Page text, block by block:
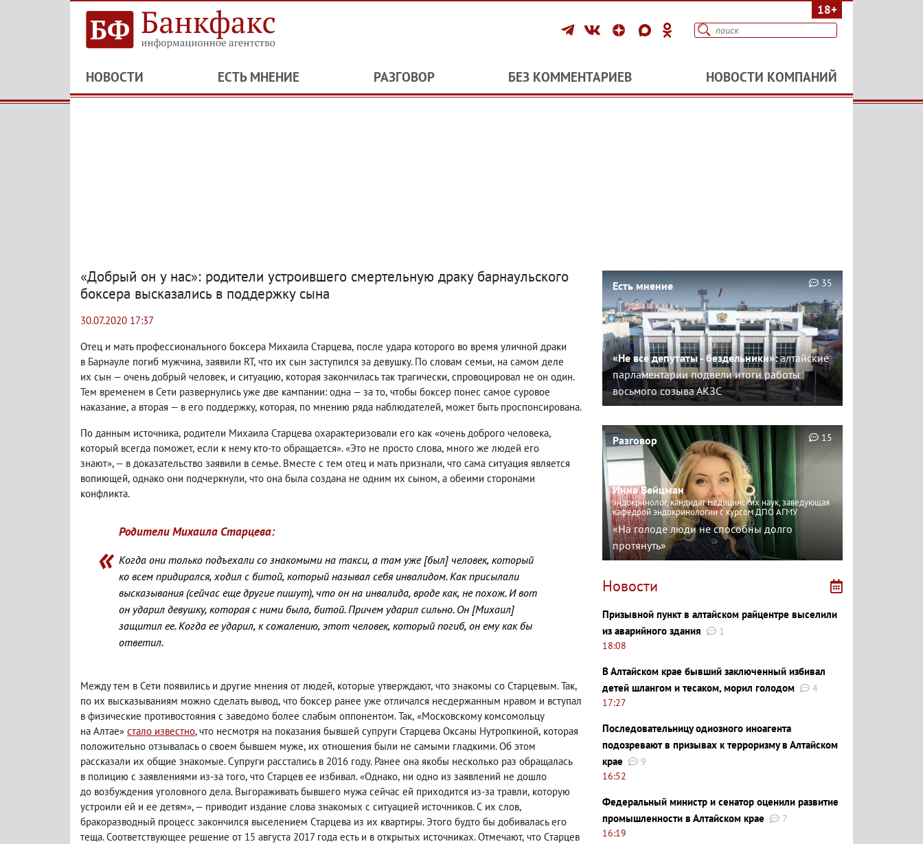
18+
НОВОСТИ ЕСТЬ МНЕНИЕ РАЗГОВОР БЕЗ КОММЕНТАРИЕВ НОВОСТИ КОМПАНИЙ
«Добрый он у нас»: родители устроившего смертельную драку барнаульского
боксера высказались в поддержку сына
30.07.2020 17:37
Отец и мать профессионального боксера Михаила Старцева, после удара которого во время уличной драки
в Барнауле погиб мужчина, заявили RT, что их сын заступился за девушку. По словам семьи, на самом деле
их сын — очень добрый человек, и ситуацию, которая закончилась так трагически, спровоцировал не он один.
Тем временем в Сети развернулись уже две кампании: одна — за то, чтобы боксер понес самое суровое
наказание, а вторая — в его поддержку, которая, по мнению ряда наблюдателей, может быть проспонсирована.
По данным источника, родители Михаила Старцева охарактеризовали его как «очень доброго человека,
который всегда поможет, если к нему кто-то обращается». «Это не просто слова, много же людей его
знают», — в доказательство заявили в семье. Вместе с тем отец и мать признали, что сама ситуация является
вопиющей, однако они подчеркнули, что она была создана не одним их сыном, а обеими сторонами
конфликта.
Родители Михаила Старцева:
Когда они только подъехали со знакомыми на такси, а там уже [был] человек, который
ко всем придирался, ходил с битой, который называл себя инвалидом. Как присылали
высказывания (сейчас еще другие пишут), что он на инвалида, вроде как, не похож. И вот
он ударил девушку, которая с ними была, битой. Причем ударил сильно. Он [Михаил]
защитил ее. Когда ее ударил, к сожалению, этот человек, который погиб, он ему как бы
ответил.
Между тем в Сети появились и другие мнения от людей, которые утверждают, что знакомы со Старцевым. Так,
по их высказываниям можно сделать вывод, что боксер ранее уже отличался несдержанным нравом и вступал
в физические противостояния с заведомо более слабым оппонентом. Так, «Московскому комсомольцу
на Алтае» стало известно, что несмотря на показания бывшей супруги Старцева Оксаны Нутропкиной, которая
положительно отзывалась о своем бывшем муже, их отношения были не самыми гладкими. Об этом
рассказали их общие знакомые. Супруги расстались в 2016 году. Ранее она якобы несколько раз обращалась
в полицию с заявлениями из-за того, что Старцев ее избивал. «Однако, ни одно из заявлений не дошло
до возбуждения уголовного дела. Выгораживать бывшего мужа сейчас ей приходится из-за травли, которую
устроили ей и ее детям», — приводит издание слова знакомых с ситуацией источников. С их слов,
бракоразводный процесс закончился выселением Старцева из их квартиры. Этого будто бы добивалась его
теща. Соответствующее решение от 15 августа 2017 года есть и в открытых источниках. Отмечают, что Старцев
Есть мнение
«Не все депутаты - бездельники»:алтайские
парламентарии подвели итоги работы
восьмого созыва АКЗС
35
Разговор
Инна Вейцман
эндокринолог, кандидат медицинских наук, заведующая
кафедрой эндокринологии с курсом ДПО АГМУ
«На голоде люди не способны долго
протянуть»
15
Новости
Призывной пункт в алтайском райцентре выселили
из аварийного здания
1
18:08
В Алтайском крае бывший заключенный избивал
детей шлангом и тесаком, морил голодом
4
17:27
Последовательницу одиозного иноагента
подозревают в призывах к терроризму в Алтайском
крае
9
16:52
Федеральный министр и сенатор оценили развитие
промышленности в Алтайском крае
7
16:19